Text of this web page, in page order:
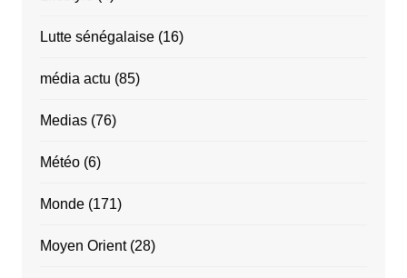
Lutte sénégalaise(16)
média actu (85)
Medias(76)
Météo(6)
Monde(171)
Moyen Orient(28)